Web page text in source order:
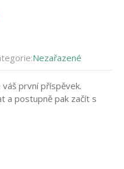
Nezařazené
první příspěvek.
a postupně pak začít s